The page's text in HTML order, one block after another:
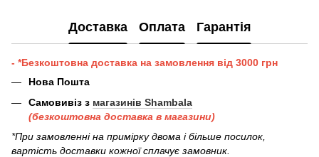
Доставка Оплата Гарантія
- *Безкоштовна доставка на замовлення від 3000 грн
Нова Пошта
Самовивіз з магазинів Shambala
(безкоштовна доставка в магазини)
*При замовленні на примірку двома і більше посилок,
вартість доставки кожної сплачує замовник.